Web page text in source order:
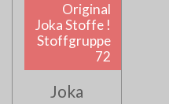
Original
Joka Stoffe !
Stoffgruppe
72
Joka